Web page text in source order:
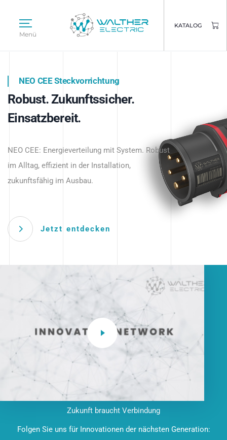
Menü
KATALOG
Intelligente Stromverteilung
beginnt hier.
NEO CEE Steckvorrichtung
Robust. Zukunftssicher.
Einsatzbereit.
NEO CEE: Energieverteilung mit System. Robust
im Alltag, effizient in der Installation,
zukunftsfähig im Ausbau.
Jetzt entdecken
Intelligenz trifft Energie.
Anwendungen – robust, IP-geschützt und
zukunftsfähig.
Zukunft braucht Verbindung
Folgen Sie uns für Innovationen der nächsten Generation: